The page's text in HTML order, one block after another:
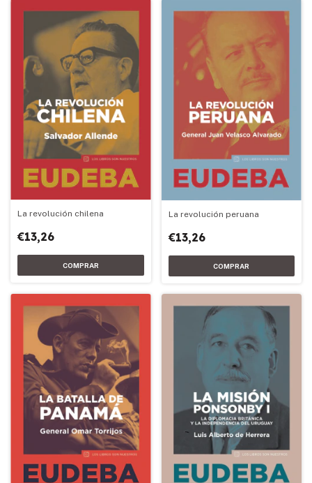
La revolución chilena
€13,26
La revolución peruana
€13,26